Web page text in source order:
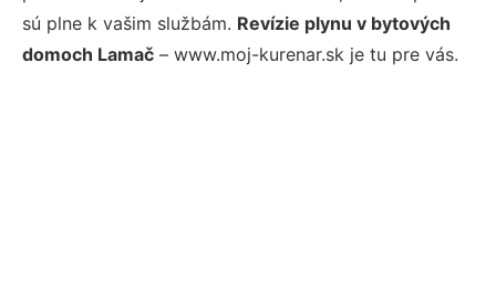
sú plne k vašim službám. Revízie plynu v bytových
domoch Lamač – www.moj-kurenar.sk je tu pre vás.